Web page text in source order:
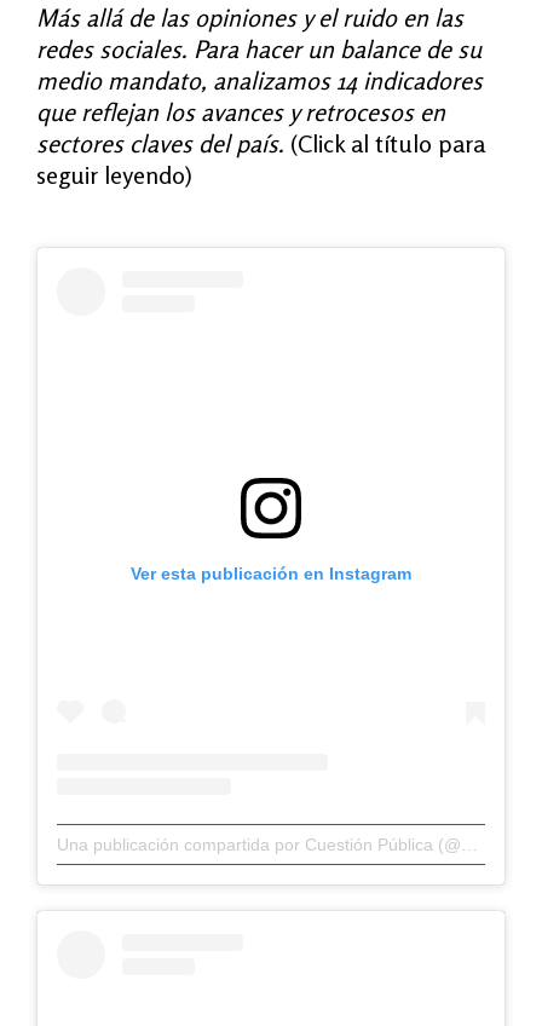
Más allá de las opiniones y el ruido en las
redes sociales. Para hacer un balance de su
medio mandato, analizamos 14 indicadores
que reflejan los avances y retrocesos en
sectores claves del país. (Click al título para
seguir leyendo)
Ver esta publicación en Instagram